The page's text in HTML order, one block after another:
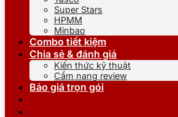
Super Stars
HPMM
Minbao
Combo tiết kiệm
Chia sẻ & đánh giá
Kiến thức kỹ thuật
Cẩm nang review
Báo giá trọn gói